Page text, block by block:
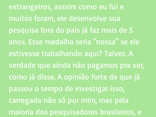
extrangeiros, asssim como eu fui e
muitos foram, ele desenvolve sua
pesquisa fora do país já faz mais de 5
anos. Esse medalha seria "nossa" se ele
estivesse trabalhando aqui? Talvez. A
verdade que ainda não pagamos pra ver,
como já disse. A opinião forte de que já
passou o tempo de investigar isso,
carregada não só por mim, mas pela
maioria dos pesquisadores brasileiros, e